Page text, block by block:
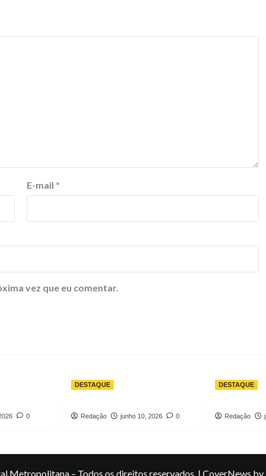
E-mail *
vez que eu comentar.
0
DESTAQUE
Redação junho 10, 2026 0
DESTAQUE
Redação
Metropolitana – Todos os direitos reservados. | CoverNews by